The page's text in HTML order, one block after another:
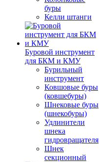
буры
Келли штанги
Буровой инструмент
для БКМ и КМУ
Бурильный
инструмент
Ковшовые буры
(ковшебуры)
Шнековые буры
(шнекобуры)
Удлинители
шнека
гидровращателя
Шнек
секционный